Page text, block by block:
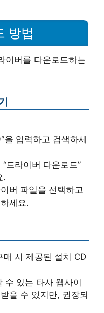
방법
이버를 다운로드하는
을 입력하고 검색하세
드라이버 다운로드”
.
버 파일을 선택하고
세요.
매 시 제공된 설치 CD
수 있는 타사 웹사이
을 수 있지만, 권장되